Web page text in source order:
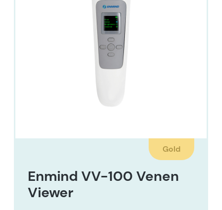
Gold
Enmind VV-100 Venen
Viewer